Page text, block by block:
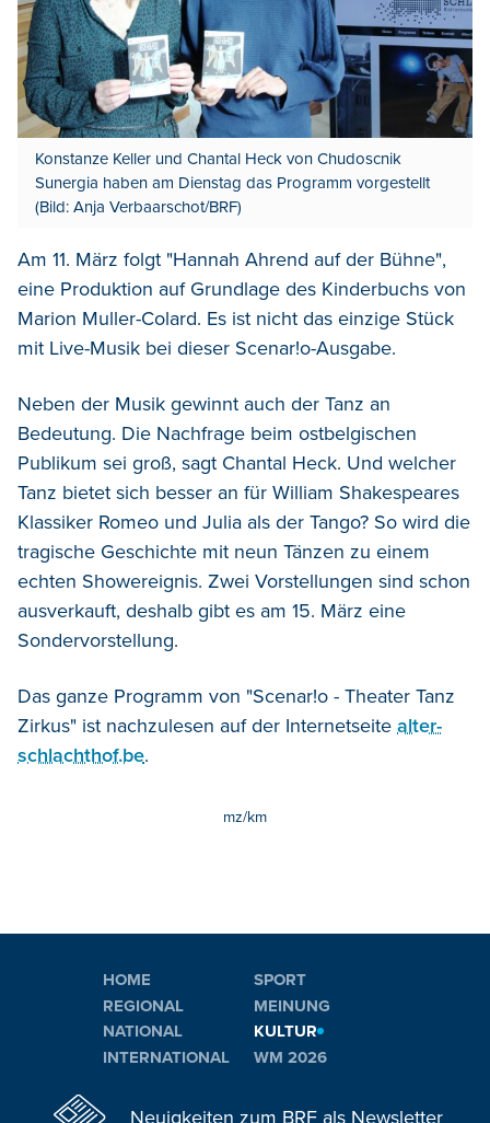
Konstanze Keller und Chantal Heck von Chudoscnik
Sunergia haben am Dienstag das Programm vorgestellt
(Bild: Anja Verbaarschot/BRF)
Am 11. März folgt "Hannah Ahrend auf der Bühne",
eine Produktion auf Grundlage des Kinderbuchs von
Marion Muller-Colard. Es ist nicht das einzige Stück
mit Live-Musik bei dieser Scenar!o-Ausgabe.
Neben der Musik gewinnt auch der Tanz an
Bedeutung. Die Nachfrage beim ostbelgischen
Publikum sei groß, sagt Chantal Heck. Und welcher
Tanz bietet sich besser an für William Shakespeares
Klassiker Romeo und Julia als der Tango? So wird die
tragische Geschichte mit neun Tänzen zu einem
echten Showereignis. Zwei Vorstellungen sind schon
ausverkauft, deshalb gibt es am 15. März eine
Sondervorstellung.
Das ganze Programm von "Scenar!o - Theater Tanz
Zirkus" ist nachzulesen auf der Internetseite alter-
schlachthof.be.
mz/km
HOME
REGIONAL
NATIONAL
INTERNATIONAL
SPORT
MEINUNG
KULTUR
WM 2026
Neuigkeiten zum BRF als Newsletter